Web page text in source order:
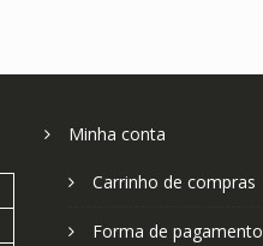
Minha conta
Carrinho de compras
Forma de pagamento